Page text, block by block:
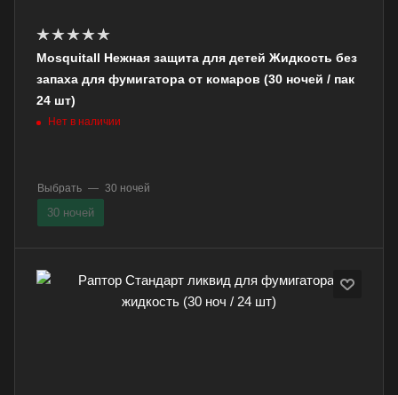
Mosquitall Нежная защита для детей Жидкость без
запаха для фумигатора от комаров (30 ночей / пак
24 шт)
Нет в наличии
Выбрать — 30 ночей
30 ночей